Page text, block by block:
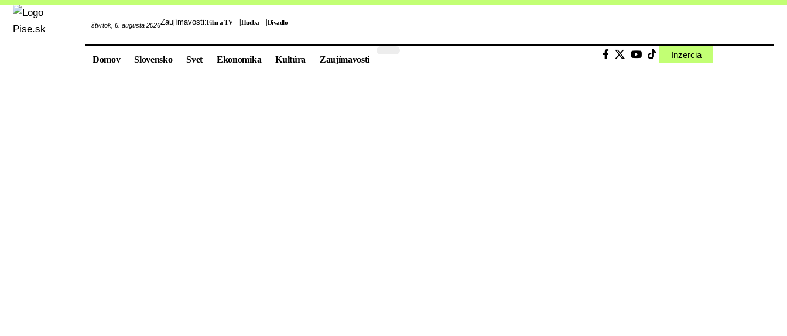
štvrtok, 6. augusta 2026Zaujímavosti:Film a TV Hudba Divadlo
Domov Slovensko Svet Ekonomika Kultúra Zaujímavosti Inzercia